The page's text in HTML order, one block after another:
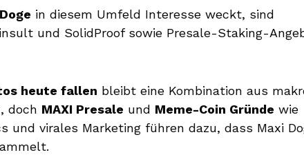
in diesem Umfeld Interesse weckt, sind
und SolidProof sowie Presale-Staking-
heute fallen bleibt eine Kombination aus
doch MAXI Presale und Meme-Coin Gründe wie
und virales Marketing führen dazu, dass Maxi